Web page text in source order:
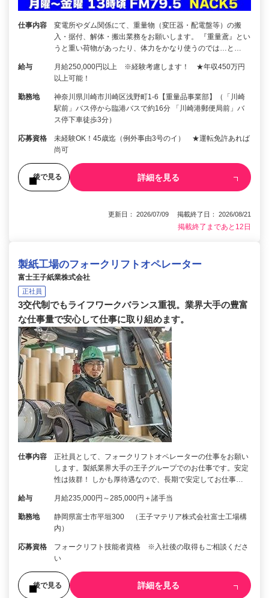
仕事内容
変電所やダム関係にて、重量物（変圧器・配電盤等）の搬
入・据付、解体・搬出業務をお願いします。 『重量鳶』とい
うと重い荷物があったり、体力をかなり使うのでは…と…
給与
月給250,000円以上 ※経験考慮します！ ★年収450万円
以上可能！
勤務地
神奈川県川崎市川崎区浅野町1-6【重量品事業部】（「川崎
駅前」バス停から臨港バスで約16分 「川崎港郵便局前」バ
ス停下車徒歩3分）
応募資格
未経験OK！45歳迄（例外事由3号のイ） ★運転免許あれば
尚可
後で見る 詳細を見る
更新日： 2026/07/09 掲載終了日： 2026/08/21
掲載終了まであと12日
製紙工場のフォークリフトオペレーター
富士王子紙業株式会社
正社員
3交代制でもライフワークバランス重視。業界大手の豊富
な仕事量で安心して仕事に取り組めます。
仕事内容
正社員として、フォークリフトオペレーターの仕事をお願い
します。製紙業界大手の王子グループでのお仕事です。安定
性は抜群！ しかも厚待遇なので、長期で安定してお仕事…
給与 月給235,000円～285,000円＋諸手当
勤務地
静岡県富士市平垣300 （王子マテリア株式会社富士工場構
内）
応募資格
フォークリフト技能者資格 ※入社後の取得もご相談くださ
い
後で見る 詳細を見る